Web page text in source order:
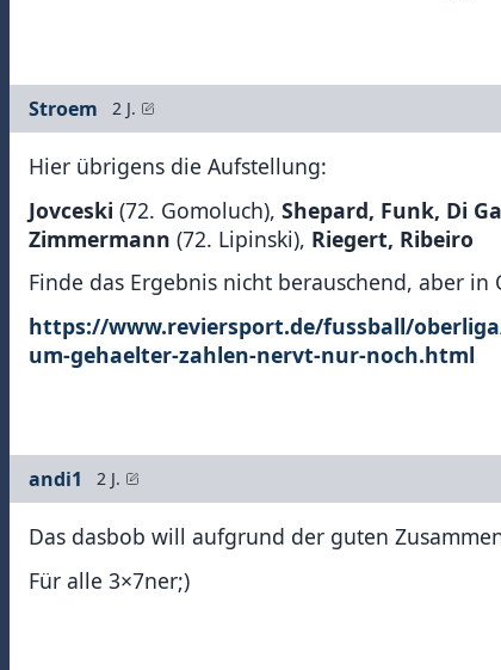
Stroem 2 J.
Hier übrigens die Aufstellung:
Jovceski (72. Gomoluch), Shepard, Funk, Di
Zimmermann (72. Lipinski), Riegert, Ribeiro
Finde das Ergebnis nicht berauschend, aber in
https://www.reviersport.de/fussball/
um-gehaelter-zahlen-nervt-nur-noch.html
andi1 2 J.
Das dasbob will aufgrund der guten
Für alle 3×7ner;)